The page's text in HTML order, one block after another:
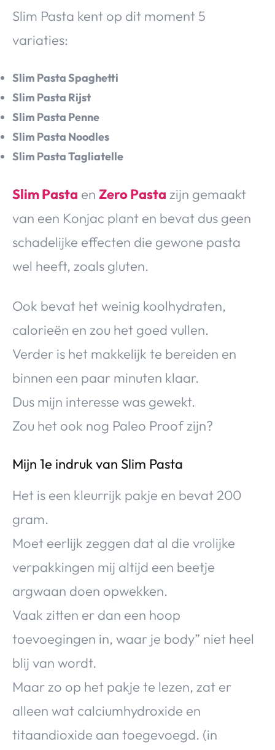
Slim Pasta kent op dit moment 5
variaties:
Slim Pasta Spaghetti
Slim Pasta Rijst
Slim Pasta Penne
Slim Pasta Noodles
Slim Pasta Tagliatelle
Slim Pasta en Zero Pasta zijn gemaakt
van een Konjac plant en bevat dus geen
schadelijke effecten die gewone pasta
wel heeft, zoals gluten.
Ook bevat het weinig koolhydraten,
calorieën en zou het goed vullen.
Verder is het makkelijk te bereiden en
binnen een paar minuten klaar.
Dus mijn interesse was gewekt.
Zou het ook nog Paleo Proof zijn?
Mijn 1e indruk van Slim Pasta
Het is een kleurrijk pakje en bevat 200
gram.
Moet eerlijk zeggen dat al die vrolijke
verpakkingen mij altijd een beetje
argwaan doen opwekken.
Vaak zitten er dan een hoop
toevoegingen in, waar je body” niet heel
blij van wordt.
Maar zo op het pakje te lezen, zat er
alleen wat calciumhydroxide en
titaandioxide aan toegevoegd. (in